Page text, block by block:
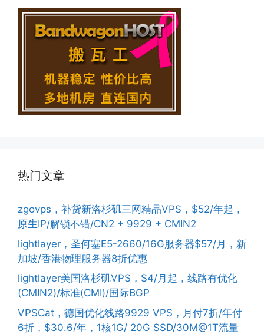
热门文章
zgovps，补货新洛杉矶三网精品VPS，$52/年起，
原生IP/解锁不错/CN2 + 9929 + CMIN2
lightlayer，圣何塞E5-2660/16G服务器$57/月，新
加坡/香港物理服务器8折优惠
lightlayer美国洛杉矶VPS，$4/月起，线路有优化
(CMIN2)/标准(CMI)/国际BGP
VPSCat，德国优化线路9929 VPS，月付7折/年付
6折，$30.6/年，1核1G/ 20G SSD/30M@1T流量